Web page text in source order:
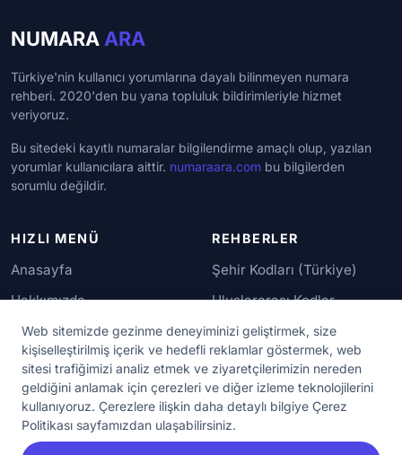
Web sitemizde gezinme deneyiminizi geliştirmek, size
kişiselleştirilmiş içerik ve hedefli reklamlar göstermek, web
sitesi trafiğimizi analiz etmek ve ziyaretçilerimizin nereden
geldiğini anlamak için çerezleri ve diğer izleme teknolojilerini
kullanıyoruz. Çerezlere ilişkin daha detaylı bilgiye Çerez
Politikası sayfamızdan ulaşabilirsiniz.
NUMARA ARA
Türkiye'nin kullanıcı yorumlarına dayalı bilinmeyen numara
rehberi. 2020'den bu yana topluluk bildirimleriyle hizmet
veriyoruz.
Bu sitedeki kayıtlı numaralar bilgilendirme amaçlı olup, yazılan
yorumlar kullanıcılara aittir. numaraara.com bu bilgilerden
sorumlu değildir.
HIZLI MENÜ
Anasayfa
Hakkımızda
İletişim
REHBERLER
Şehir Kodları (Türkiye)
Uluslararası Kodlar
Güvenilir Numaralar
YASAL KORUMA
Kullanım Koşulları
Gizlilik Sözleşmesi